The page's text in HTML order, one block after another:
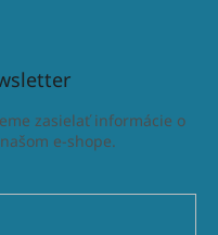
zasielať informácie o
e-shope.